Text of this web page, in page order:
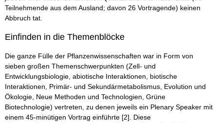
Teilnehmende aus dem Ausland; davon 26 Vortragende) keinen
Abbruch tat.
Einfinden in die Themenblöcke
Die ganze Fülle der Pflanzenwissenschaften war in Form von
sieben großen Themenschwerpunkten (Zell- und
Entwicklungsbiologie, abiotische Interaktionen, biotische
Interaktionen, Primär- und Sekundärmetabolismus, Evolution und
Ökologie, Neue Methoden und Technologien, Grüne
Biotechnologie) vertreten, zu denen jeweils ein Plenary Speaker mit
einem 45-minütigen Vortrag einführte [2]. Diese